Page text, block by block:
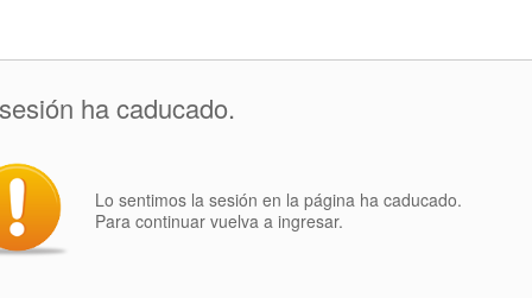
ha caducado.
Lo sentimos la sesión en la página ha caducado.
Para continuar vuelva a ingresar.